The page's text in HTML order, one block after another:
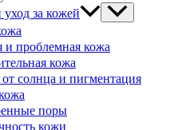
за кожей
проблемная кожа
кожа
солнца и пигментация
поры
кожи